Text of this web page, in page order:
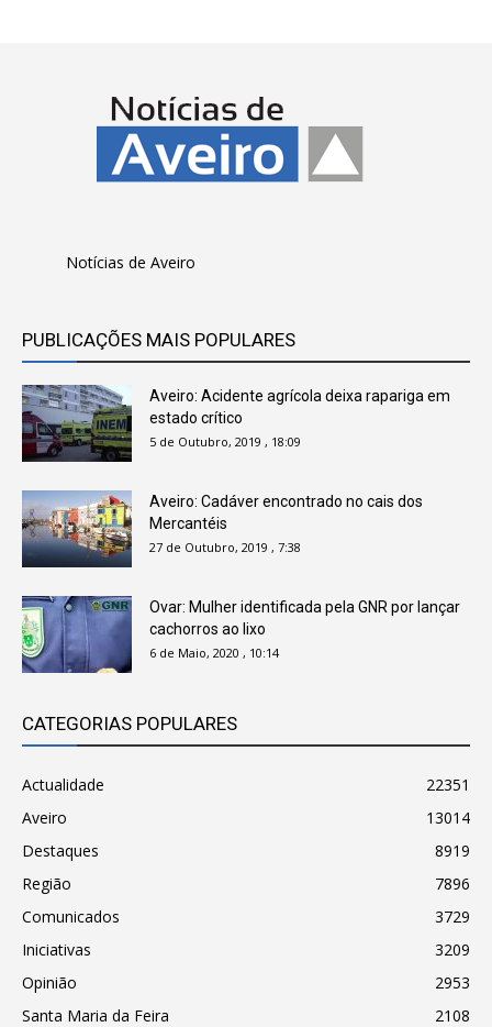
Notícias de Aveiro
PUBLICAÇÕES MAIS POPULARES
Aveiro: Acidente agrícola deixa rapariga em
estado crítico
5 de Outubro, 2019 , 18:09
Aveiro: Cadáver encontrado no cais dos
Mercantéis
27 de Outubro, 2019 , 7:38
Ovar: Mulher identificada pela GNR por lançar
cachorros ao lixo
6 de Maio, 2020 , 10:14
CATEGORIAS POPULARES
Actualidade
22351
Aveiro
13014
Destaques
8919
Região
7896
Comunicados
3729
Iniciativas
3209
Opinião
2953
Santa Maria da Feira
2108